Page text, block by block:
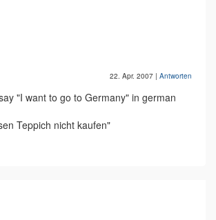
22. Apr. 2007 | Antworten
"I want to go to Germany" in german
Teppich nicht kaufen"